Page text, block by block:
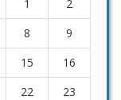
1
2
8
9
15
16
22
23